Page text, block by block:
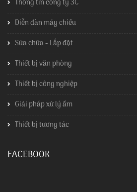
Thông tin công ty 3C
Diễn đàn máy chiếu
Sửa chữa - Lắp đặt
Thiết bị văn phòng
Thiết bị công nghiệp
Giải pháp xử lý ẩm
Thiết bị tương tác
FACEBOOK